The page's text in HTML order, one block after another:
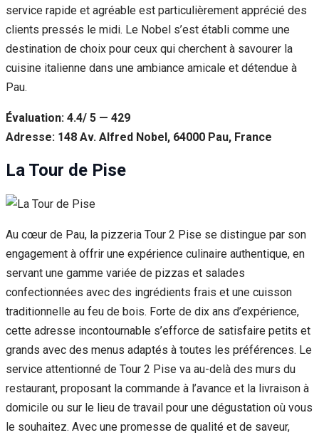
service rapide et agréable est particulièrement apprécié des
clients pressés le midi. Le Nobel s’est établi comme une
destination de choix pour ceux qui cherchent à savourer la
cuisine italienne dans une ambiance amicale et détendue à
Pau.
Évaluation: 4.4/ 5 — 429
Adresse: 148 Av. Alfred Nobel, 64000 Pau, France
La Tour de Pise
Au cœur de Pau, la pizzeria Tour 2 Pise se distingue par son
engagement à offrir une expérience culinaire authentique, en
servant une gamme variée de pizzas et salades
confectionnées avec des ingrédients frais et une cuisson
traditionnelle au feu de bois. Forte de dix ans d’expérience,
cette adresse incontournable s’efforce de satisfaire petits et
grands avec des menus adaptés à toutes les préférences. Le
service attentionné de Tour 2 Pise va au-delà des murs du
restaurant, proposant la commande à l’avance et la livraison à
domicile ou sur le lieu de travail pour une dégustation où vous
le souhaitez. Avec une promesse de qualité et de saveur,